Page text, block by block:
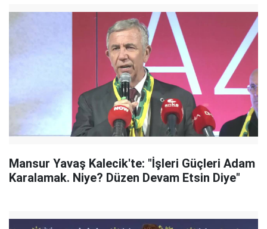
Mansur Yavaş Kalecik'te: "İşleri Güçleri Adam
Karalamak. Niye? Düzen Devam Etsin Diye"